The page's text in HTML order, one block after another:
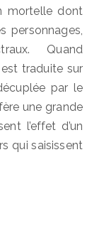
mortelle dont
personnages,
Quand
est traduite sur
par le
une grande
l’effet d’un
qui saisissent